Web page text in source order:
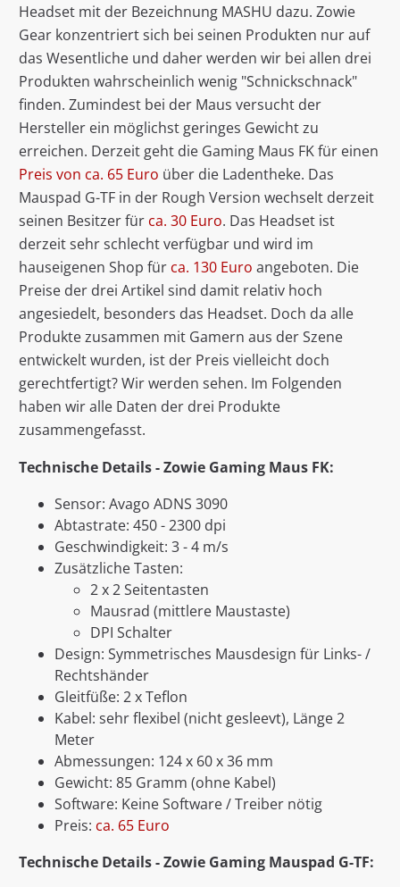
Headset mit der Bezeichnung MASHU dazu. Zowie
Gear konzentriert sich bei seinen Produkten nur auf
das Wesentliche und daher werden wir bei allen drei
Produkten wahrscheinlich wenig "Schnickschnack"
finden. Zumindest bei der Maus versucht der
Hersteller ein möglichst geringes Gewicht zu
erreichen. Derzeit geht die Gaming Maus FK für einen
Preis von ca. 65 Euro über die Ladentheke. Das
Mauspad G-TF in der Rough Version wechselt derzeit
seinen Besitzer für ca. 30 Euro. Das Headset ist
derzeit sehr schlecht verfügbar und wird im
hauseigenen Shop für ca. 130 Euro angeboten. Die
Preise der drei Artikel sind damit relativ hoch
angesiedelt, besonders das Headset. Doch da alle
Produkte zusammen mit Gamern aus der Szene
entwickelt wurden, ist der Preis vielleicht doch
gerechtfertigt? Wir werden sehen. Im Folgenden
haben wir alle Daten der drei Produkte
zusammengefasst.
Technische Details - Zowie Gaming Maus FK:
Sensor: Avago ADNS 3090
Abtastrate: 450 - 2300 dpi
Geschwindigkeit: 3 - 4 m/s
Zusätzliche Tasten:
2 x 2 Seitentasten
Mausrad (mittlere Maustaste)
DPI Schalter
Design: Symmetrisches Mausdesign für Links- /
Rechtshänder
Gleitfüße: 2 x Teflon
Kabel: sehr flexibel (nicht gesleevt), Länge 2
Meter
Abmessungen: 124 x 60 x 36 mm
Gewicht: 85 Gramm (ohne Kabel)
Software: Keine Software / Treiber nötig
Preis: ca. 65 Euro
Technische Details - Zowie Gaming Mauspad G-TF: